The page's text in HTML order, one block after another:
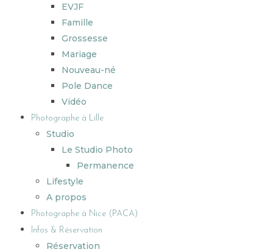
EVJF
Famille
Grossesse
Mariage
Nouveau-né
Pole Dance
Vidéo
Photographe à Lille
Studio
Le Studio Photo
Permanence
Lifestyle
A propos
Photographe à Nice (PACA)
Infos & Réservation
Réservation